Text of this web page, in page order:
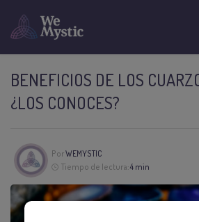
BENEFICIOS DE LOS
¿LOS CONOCES?
PorWEMYSTIC
Tiempo de lectura:4 min